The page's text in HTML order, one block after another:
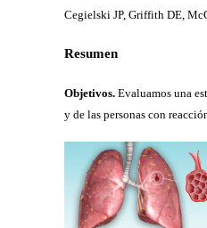
Cegielski JP, Griffith DE,
Resumen
Objetivos. Evaluamos una
y de las personas con